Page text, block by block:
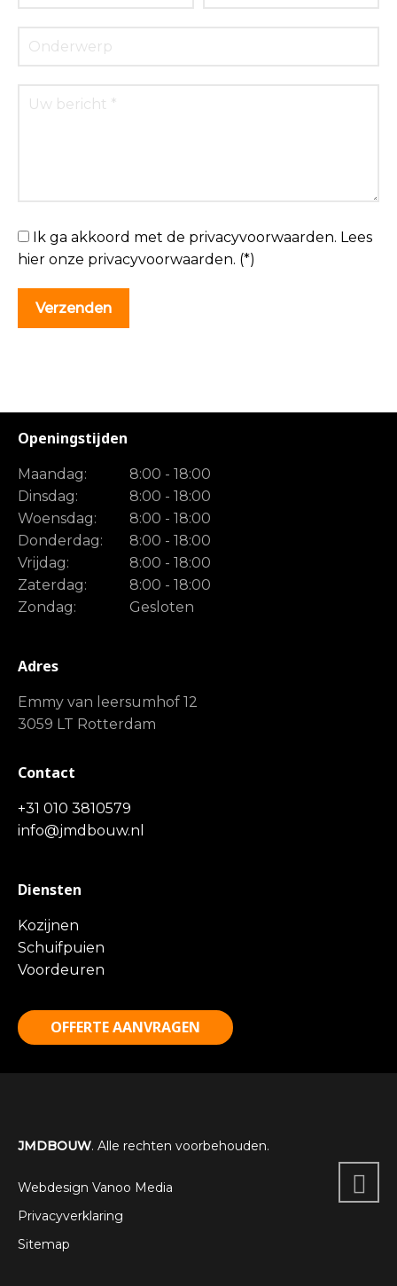
Ik ga akkoord met de privacyvoorwaarden. Lees
hier onze privacyvoorwaarden. (*)
Openingstijden
Maandag:
8:00 - 18:00
Dinsdag:
8:00 - 18:00
Woensdag:
8:00 - 18:00
Donderdag:
8:00 - 18:00
Vrijdag:
8:00 - 18:00
Zaterdag:
8:00 - 18:00
Zondag:
Gesloten
Adres
Emmy van leersumhof 12
3059 LT Rotterdam
Contact
+31 010 3810579
info@jmdbouw.nl
Diensten
Kozijnen
Schuifpuien
Voordeuren
OFFERTE AANVRAGEN
JMDBOUW. Alle rechten voorbehouden.
Webdesign Vanoo Media
Privacyverklaring
Sitemap